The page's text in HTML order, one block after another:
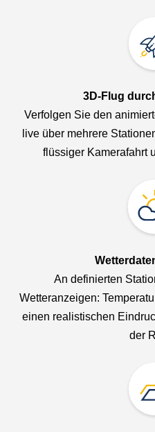
3D-Flug
Verfolgen Sie den
live über mehrere
flüssiger Kamerafahrt
An definierten
Wetteranzeigen:
einen realistischen
der